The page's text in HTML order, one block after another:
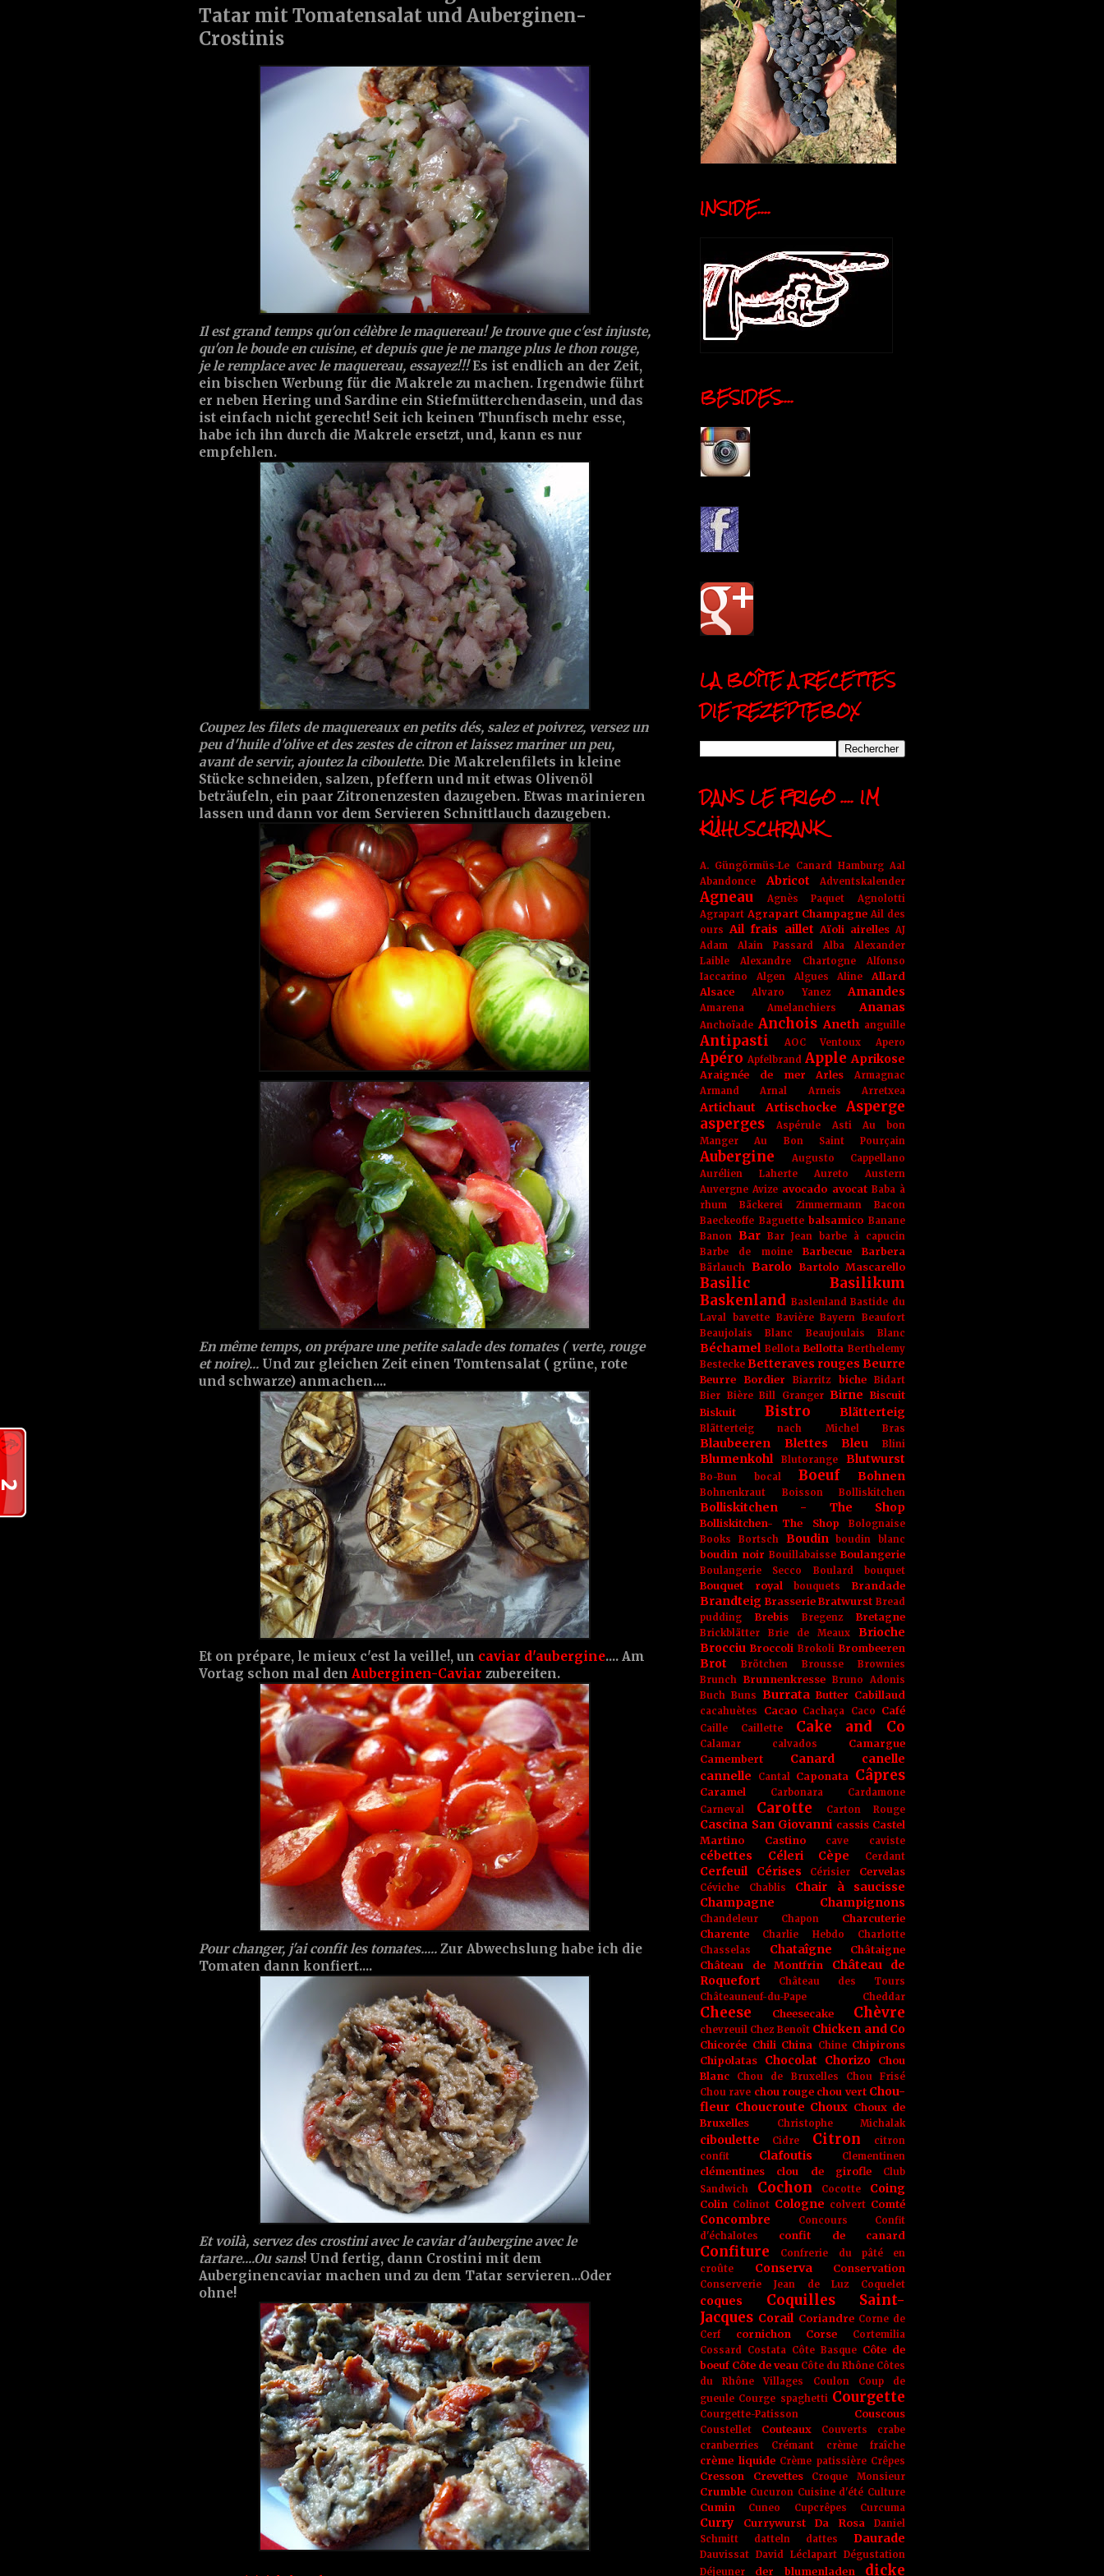
Tatar mit Tomatensalat und Auberginen-
Crostinis
Il est grand temps qu'on célèbre le maquereau! Je trouve que c'est injuste,
qu'on le boude en cuisine, et depuis que je ne mange plus le thon rouge,
je le remplace avec le maquereau, essayez!!!Es ist endlich an der Zeit,
ein bischen Werbung für die Makrele zu machen. Irgendwie führt
er neben Hering und Sardine ein Stiefmütterchendasein, und das
ist einfach nicht gerecht! Seit ich keinen Thunfisch mehr esse,
habe ich ihn durch die Makrele ersetzt, und, kann es nur
empfehlen.
Coupez les filets de maquereaux en petits dés, salez et poivrez, versez un
peu d'huile d'olive et des zestes de citron et laissez mariner un peu,
avant de servir, ajoutez la ciboulette. Die Makrelenfilets in kleine
Stücke schneiden, salzen, pfeffern und mit etwas Olivenöl
beträufeln, ein paar Zitronenzesten dazugeben. Etwas marinieren
lassen und dann vor dem Servieren Schnittlauch dazugeben.
En même temps, on prépare une petite salade des tomates ( verte, rouge
et noire)... Und zur gleichen Zeit einen Tomtensalat ( grüne, rote
und schwarze) anmachen....
Et on prépare, le mieux c'est la veille!, un caviar d'aubergine.... Am
Vortag schon mal den Auberginen-Caviar zubereiten.
Pour changer, j'ai confit les tomates..... Zur Abwechslung habe ich die
Tomaten dann konfiert....
Et voilà, servez des crostini avec le caviar d'aubergine avec le
tartare....Ou sans! Und fertig, dann Crostini mit dem
Auberginencaviar machen und zu dem Tatar servieren...Oder
ohne!
INSIDE....
BESIDES....
LA BOÎTE A RECETTES
DIE REZEPTEBOX
DANS LE FRIGO .... IM
KÜHLSCHRANK
A. Güngörmüs-Le Canard Hamburg Aal
Abandonce
Abricot Adventskalender
Agneau Agnès Paquet
Agnolotti
Agrapart Agrapart Champagne Ail des
ours Ail frais aillet Aïoli airelles AJ
Adam
Alain Passard Alba
Alexander
Laible
Alexandre Chartogne
Alfonso
Iaccarino
Algen Algues Aline
Allard
Alsace
Alvaro Yanez Amandes
Amarena Amelanchiers Ananas
Anchoïade Anchois Aneth anguille
Antipasti AOC Ventoux Apero
Apéro Apfelbrand Apple Aprikose
Araignée de mer Arles
Armagnac
Armand Arnal
Arneis Arretxea
Artichaut Artischocke
Asperge
asperges
Aspérule Asti
Au bon
Manger
Au Bon Saint Pourçain
Aubergine
Augusto Cappellano
Aurélien Laherte
Aureto
Austern
Auvergne Avize avocado avocat Baba à
rhum
Bäckerei Zimmermann
Bacon
Baeckeoffe Baguette balsamico Banane
Banon Bar Bar Jean
barbe à capucin
Barbe de moine
Barbecue Barbera
Bärlauch Barolo Bartolo Mascarello
Basilic
Basilikum
Baskenland Baslenland Bastide du
Laval
bavette Bavière Bayern Beaufort
Beaujolais Blanc
Beaujoulais Blanc
Béchamel Bellota Bellotta Berthelemy
Bestecke Betteraves rouges Beurre
Beurre Bordier Biarritz biche
Bidart
Bier Bière Bill Granger Birne
Biscuit
Biskuit
Bistro Blätterteig
Blätterteig nach Michel Bras
Blaubeeren Blettes Bleu Blini
Blumenkohl Blutorange Blutwurst
Bo-Bun bocal Boeuf Bohnen
Bohnenkraut Boisson Bolliskitchen
Bolliskitchen - The Shop
Bolliskitchen- The Shop
Bolognaise
Books
Bortsch Boudin boudin blanc
boudin noir Bouillabaisse Boulangerie
Boulangerie Secco Boulard bouquet
Bouquet royal bouquets Brandade
Brandteig Brasserie Bratwurst Bread
pudding
Brebis Bregenz Bretagne
Brickblätter Brie de Meaux
Brioche
Brocciu Broccoli Brokoli Brombeeren
Brot Brötchen Brousse
Brownies
Brunch Brunnenkresse Bruno Adonis
Buch Buns Burrata Butter Cabillaud
cacahuètes Cacao Cachaça Caco Café
Caille Caillette Cake and Co
Calamar calvados
Camargue
Camembert
Canard
canelle
cannelle
Cantal Caponata Câpres
Caramel Carbonara
Cardamone
Carneval
Carotte Carton Rouge
Cascina San Giovanni cassis Castel
Martino
Castino cave caviste
cébettes Céleri Cèpe Cerdant
Cerfeuil Cérises Cérisier Cervelas
Céviche Chablis
Chair à saucisse
Champagne
Champignons
Chandeleur Chapon
Charcuterie
Charente
Charlie Hebdo
Charlotte
Chasselas
Chataîgne
Châtaigne
Château de Montfrin
Château de
Roquefort
Château des Tours
Châteauneuf-du-Pape
Cheddar
Cheese Cheesecake Chèvre
chevreuil Chez Benoît Chicken and Co
Chicorée Chili China Chine Chipirons
Chipolatas
Chocolat Chorizo
Chou
Blanc
Chou de Bruxelles
Chou Frisé
Chou rave chou rouge chou vert Chou-
fleur Choucroute Choux Choux de
Bruxelles
Christophe Michalak
ciboulette Cidre Citron
citron
confit
Clafoutis Clementinen
clémentines clou de girofle
Club
Sandwich
Cochon Cocotte Coing
Colin Colinot Cologne colvert Comté
Concombre Concours
Confit
d'échalotes
confit de canard
Confiture
Confrerie du pâté en
croûte
Conserva Conservation
Conserverie Jean de Luz Coquelet
coques
Coquilles Saint-
Jacques Corail Coriandre Corne de
Cerf
cornichon Corse
Cortemilia
Cossard Costata Côte Basque Côte de
boeuf Côte de veau Côte du Rhône Côtes
du Rhône Villages
Coulon
Coup de
gueule Courge spaghetti Courgette
Courgette-Patisson Couscous
Coustellet Couteaux Couverts
crabe
cranberries
Crémant crème fraîche
crème liquide Crème patissière Crêpes
Cresson Crevettes Croque Monsieur
Crumble Cucuron Cuisine d'été Culture
Cumin Cuneo Cupcrêpes Curcuma
Curry Currywurst Da Rosa
Daniel
Schmitt
datteln dattes Daurade
Dauvissat David Léclapart Dégustation
Déjeuner
der blumenladen dicke